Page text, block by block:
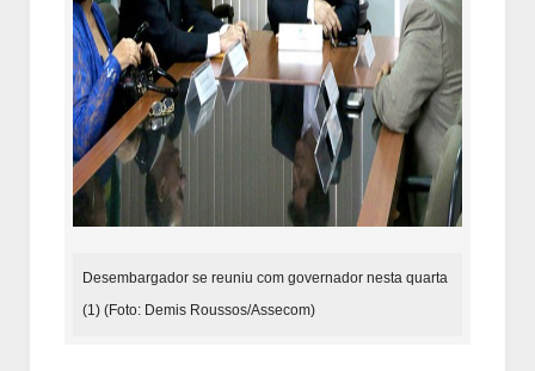
Desembargador se reuniu com governador nesta quarta
(1) (Foto: Demis Roussos/Assecom)